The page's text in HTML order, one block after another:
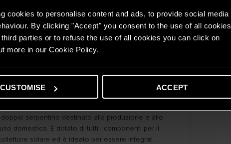
cookies to personalise content and ads, to provide social media
By clicking "Accept" you consent to the use of all cookies
parties or to refuse the use of all cookies you can click on
more in our Cookie Policy.
CUSTOMISE ACCEPT
serpentino destinato alla produzione e allo
domestico. È dotato di tutti i componenti per il
solare ed è ideato per essere integrat...